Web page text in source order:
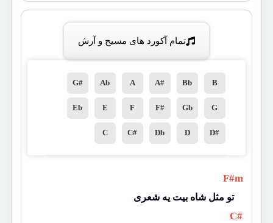
تمام آکورد های مسیح و آرش
B
Bb
A#
A
Ab
G#
G
Gb
F#
F
E
Eb
D#
D
Db
C#
C
F#m
تو مثل شاه بیت یه شعری
C#